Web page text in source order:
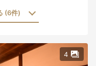
(6件)
4